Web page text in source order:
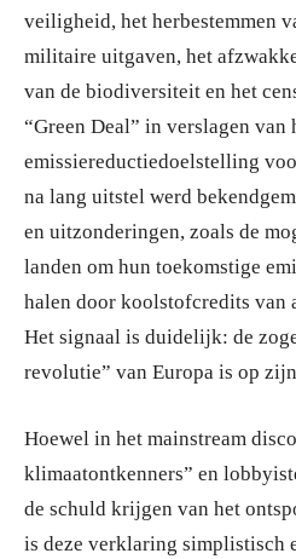
veiligheid, het herbestemmen
militaire uitgaven, het
van de biodiversiteit en het
“Green Deal” in verslagen van
emissiereductiedoelstelling
na lang uitstel werd
en uitzonderingen, zoals de
landen om hun toekomstige
halen door koolstofcredits van
Het signaal is duidelijk: de
revolutie” van Europa is op
Hoewel in het mainstream
klimaatontkenners” en
de schuld krijgen van het
is deze verklaring simplistisch